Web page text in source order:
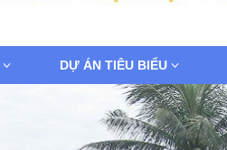
DỰ ÁN TIÊU BIỂU